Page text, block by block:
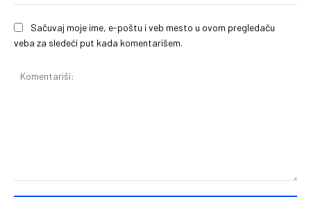
Sačuvaj moje ime, e-poštu i veb mesto u ovom pregledaču
veba za sledeći put kada komentarišem.